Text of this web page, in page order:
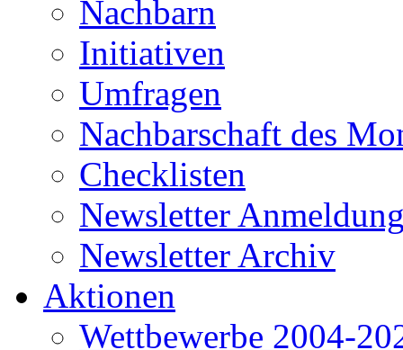
Nachbarn
Initiativen
Umfragen
Nachbarschaft des
Checklisten
Newsletter
Newsletter Archiv
Aktionen
Wettbewerbe 2004-